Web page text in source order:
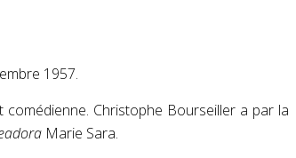
1957.
comédienne. Christophe Bourseiller a par la
Marie Sara.